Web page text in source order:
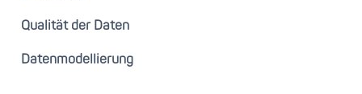
Qualität der Daten
Datenmodellierung